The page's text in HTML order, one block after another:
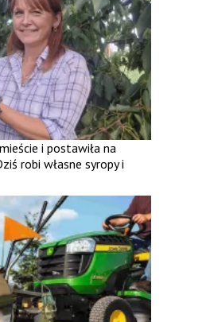
i postawiła na
robi własne syropy i